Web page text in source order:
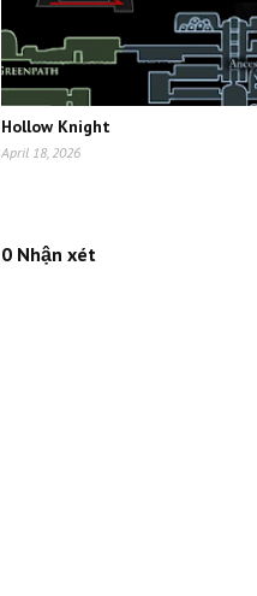
Hollow Knight
April 18, 2026
0 Nhận xét